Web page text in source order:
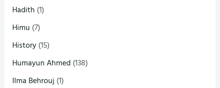
Hadith (1)
Himu (7)
History(15)
Humayun Ahmed (138)
Ilma Behrouj (1)